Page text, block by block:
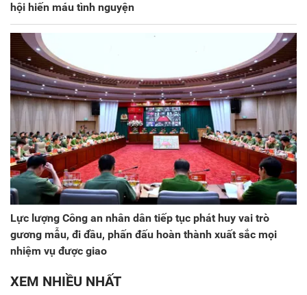
hội hiến máu tình nguyện
Lực lượng Công an nhân dân tiếp tục phát huy vai trò
gương mẫu, đi đầu, phấn đấu hoàn thành xuất sắc mọi
nhiệm vụ được giao
XEM NHIỀU NHẤT